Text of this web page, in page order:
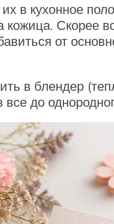
в кухонное
кожица. Скорее
от
в блендер
до